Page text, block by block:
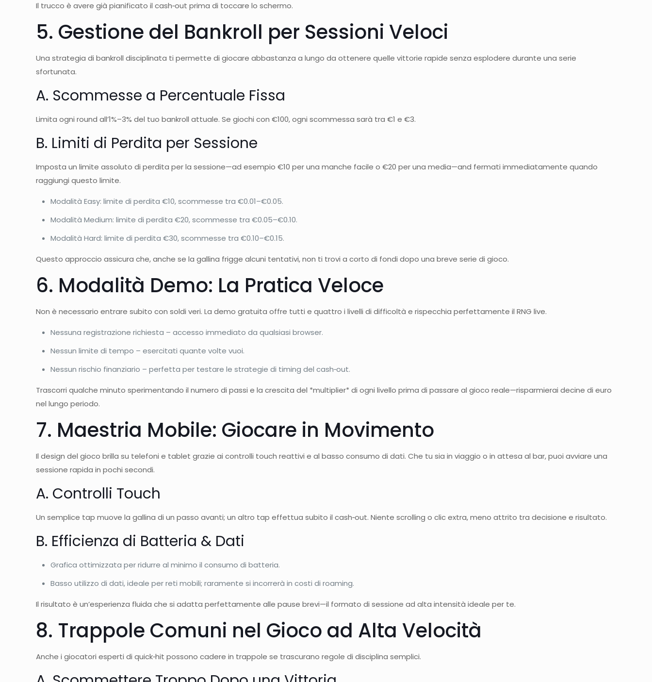
Il trucco è avere già pianificato il cash‑out prima di toccare lo schermo.
5. Gestione del Bankroll per Sessioni Veloci
Una strategia di bankroll disciplinata ti permette di giocare abbastanza a lungo da ottenere quelle vittorie rapide senza esplodere durante una serie
sfortunata.
A. Scommesse a Percentuale Fissa
Limita ogni round all’1%–3% del tuo bankroll attuale. Se giochi con €100, ogni scommessa sarà tra €1 e €3.
B. Limiti di Perdita per Sessione
Imposta un limite assoluto di perdita per la sessione—ad esempio €10 per una manche facile o €20 per una media—and fermati immediatamente quando
raggiungi questo limite.
Modalità Easy: limite di perdita €10, scommesse tra €0.01–€0.05.
Modalità Medium: limite di perdita €20, scommesse tra €0.05–€0.10.
Modalità Hard: limite di perdita €30, scommesse tra €0.10–€0.15.
Questo approccio assicura che, anche se la gallina frigge alcuni tentativi, non ti trovi a corto di fondi dopo una breve serie di gioco.
6. Modalità Demo: La Pratica Veloce
Non è necessario entrare subito con soldi veri. La demo gratuita offre tutti e quattro i livelli di difficoltà e rispecchia perfettamente il RNG live.
Nessuna registrazione richiesta – accesso immediato da qualsiasi browser.
Nessun limite di tempo – esercitati quante volte vuoi.
Nessun rischio finanziario – perfetta per testare le strategie di timing del cash‑out.
Trascorri qualche minuto sperimentando il numero di passi e la crescita del *multiplier* di ogni livello prima di passare al gioco reale—risparmierai decine di euro
nel lungo periodo.
7. Maestria Mobile: Giocare in Movimento
Il design del gioco brilla su telefoni e tablet grazie ai controlli touch reattivi e al basso consumo di dati. Che tu sia in viaggio o in attesa al bar, puoi avviare una
sessione rapida in pochi secondi.
A. Controlli Touch
Un semplice tap muove la gallina di un passo avanti; un altro tap effettua subito il cash‑out. Niente scrolling o clic extra, meno attrito tra decisione e risultato.
B. Efficienza di Batteria & Dati
Grafica ottimizzata per ridurre al minimo il consumo di batteria.
Basso utilizzo di dati, ideale per reti mobili; raramente si incorrerà in costi di roaming.
Il risultato è un’esperienza fluida che si adatta perfettamente alle pause brevi—il formato di sessione ad alta intensità ideale per te.
8. Trappole Comuni nel Gioco ad Alta Velocità
Anche i giocatori esperti di quick‑hit possono cadere in trappole se trascurano regole di disciplina semplici.